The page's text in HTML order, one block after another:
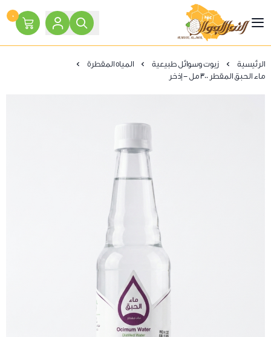
النحل الجوال
٠
الرئيسية زيوت وسوائل طبيعية
المياه المقطرة
ماء الحبق المقطر 300 مل - إذخر